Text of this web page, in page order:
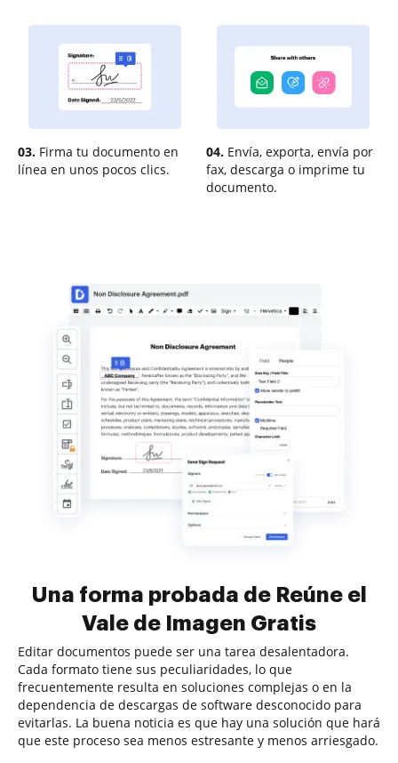
03. Firma tu documento en
línea en unos pocos clics.
04. Envía, exporta, envía por
fax, descarga o imprime tu
documento.
Una forma probada de Reúne el
Vale de Imagen Gratis
Editar documentos puede ser una tarea desalentadora.
Cada formato tiene sus peculiaridades, lo que
frecuentemente resulta en soluciones complejas o en la
dependencia de descargas de software desconocido para
evitarlas. La buena noticia es que hay una solución que hará
que este proceso sea menos estresante y menos arriesgado.